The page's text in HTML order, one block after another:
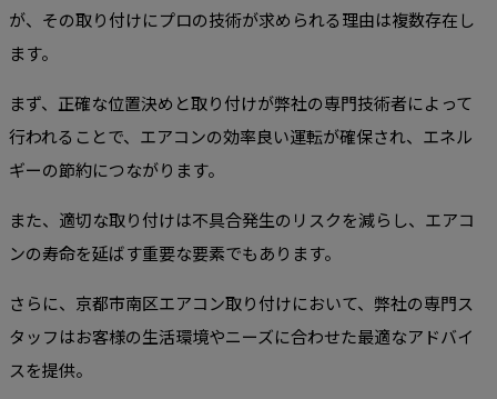
が、その取り付けにプロの技術が求められる理由は複数存在し
ます。
まず、正確な位置決めと取り付けが弊社の専門技術者によって
行われることで、エアコンの効率良い運転が確保され、エネル
ギーの節約につながります。
また、適切な取り付けは不具合発生のリスクを減らし、エアコ
ンの寿命を延ばす重要な要素でもあります。
さらに、京都市南区エアコン取り付けにおいて、弊社の専門ス
タッフはお客様の生活環境やニーズに合わせた最適なアドバイ
スを提供。